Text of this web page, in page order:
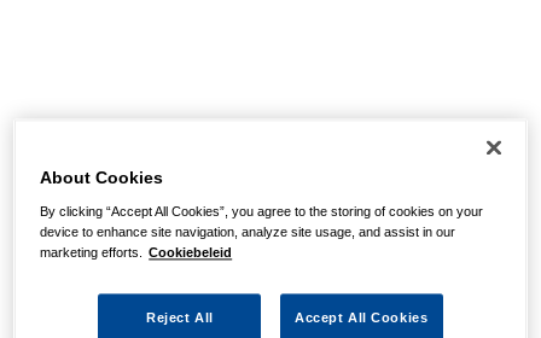
pagina niet kunnen
vinden
Wellicht zit er een spel- of typfout in de URL of is de
actie waarnaar u zocht al verlopen. We hopen u weer op
About Cookies
By clicking “Accept All Cookies”, you agree to the storing of cookies on your
device to enhance site navigation, analyze site usage, and assist in our
marketing efforts. Cookiebeleid
Reject All Accept All Cookies